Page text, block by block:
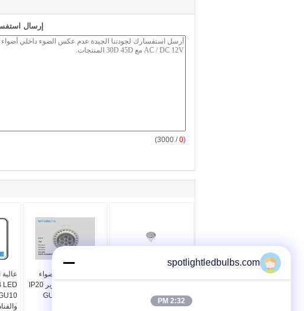
إرسال
(
0
/ 3000)
را 80 7W بقيادة أضواء
القابلة لإعادة التدوير IP20
GU10 800 - 6800K
داخلي
spotlightledbulbs.com
2:32 PM